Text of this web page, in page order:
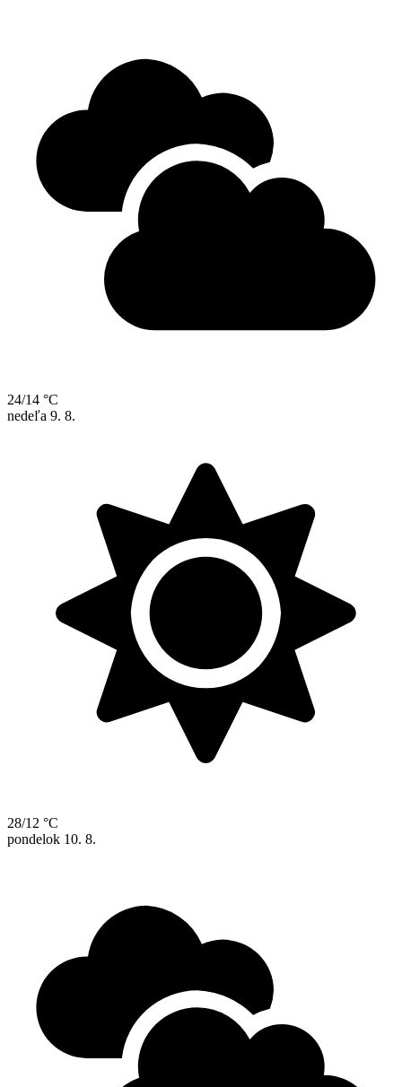
24/14 °C
nedeľa 9. 8.
28/12 °C
pondelok 10. 8.